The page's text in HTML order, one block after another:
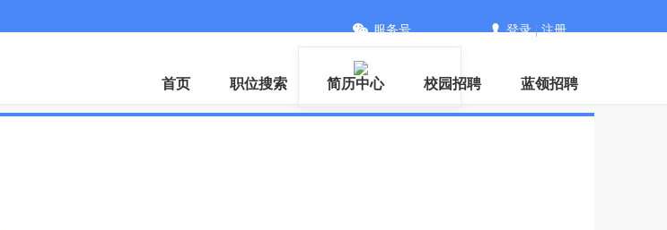
服务号 登录|注册
首页 职位搜索 简历中心 校园招聘 蓝领招聘